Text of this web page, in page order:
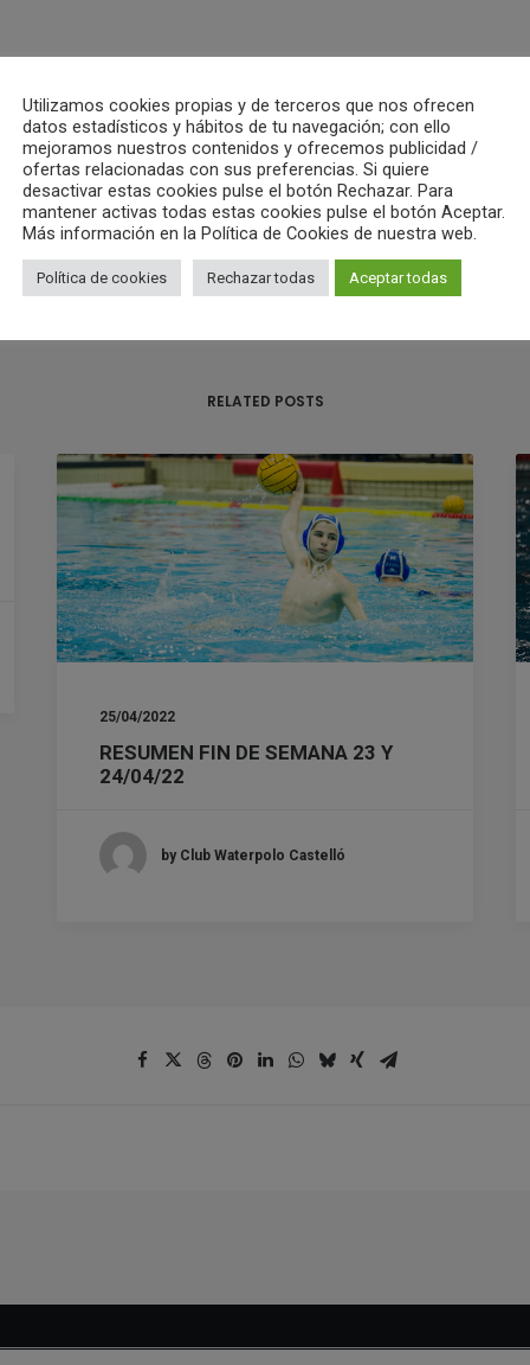
Waterpolo Castelló
ALL AUTHOR POSTS
RELATED POSTS
25/04/2022
RESUMEN FIN DE SEMANA 23 Y
24/04/22
by Club Waterpolo Castelló
Utilizamos cookies propias y de terceros que nos ofrecen
datos estadísticos y hábitos de tu navegación; con ello
mejoramos nuestros contenidos y ofrecemos publicidad /
ofertas relacionadas con sus preferencias. Si quiere
desactivar estas cookies pulse el botón Rechazar. Para
mantener activas todas estas cookies pulse el botón Aceptar.
Más información en la Política de Cookies de nuestra web.
Política de cookies Rechazar todas Aceptar todas